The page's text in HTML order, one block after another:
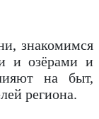
знакомимся
и озёрами и
на быт,
региона.